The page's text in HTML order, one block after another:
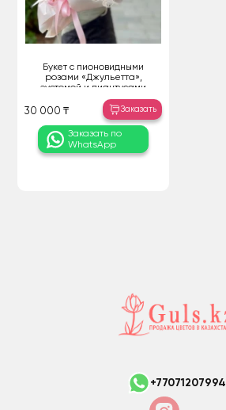
Букет с пионовидными
розами «Джульетта»,
эустомой и диантусами
30 000 ₸ Заказать
Заказать по
WhatsApp
+77071207994